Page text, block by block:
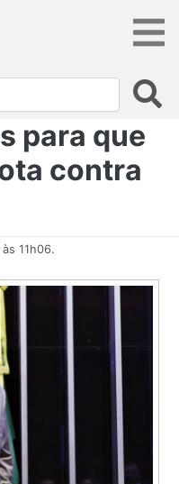
para que
contra
11h06.